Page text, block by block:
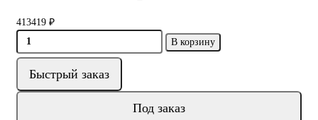
413419 ₽
В корзину
Быстрый заказ
Под заказ